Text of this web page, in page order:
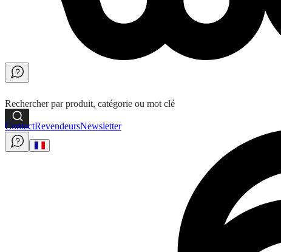
Rechercher par produit, catégorie ou mot clé
ContactRevendeursNewsletter